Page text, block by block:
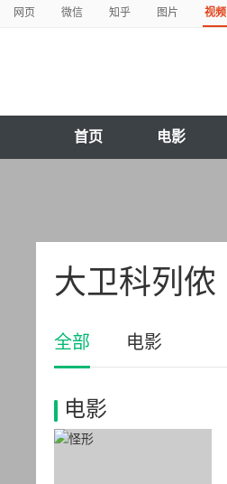
网页 微信 知乎 图片 视频
首页 电影
大卫科列侬
全部 电影
电影